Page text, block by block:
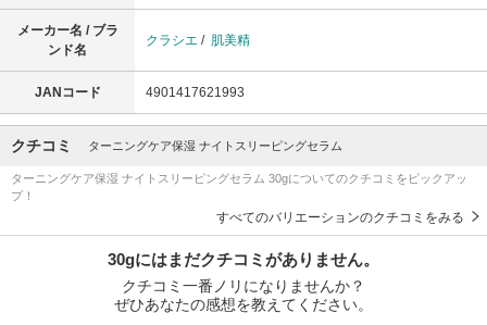
メーカー名 / ブラ
ンド名
クラシエ / 肌美精
JANコード 4901417621993
クチコミ ターニングケア保湿 ナイトスリーピングセラム
ターニングケア保湿 ナイトスリーピングセラム 30gについてのクチコミをピックアッ
プ！
すべてのバリエーションのクチコミをみる
30gにはまだクチコミがありません。
クチコミ一番ノリになりませんか？
ぜひあなたの感想を教えてください。